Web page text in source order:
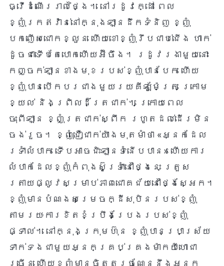
ធ្វើដំណើររាល់ថ្ងៃ។ នៅរដូវក្ដៅ ពេល
ខ្ញុំរកឥវ៉ាន់នៅក្នុងឡានដឹកទំនិញ ខ្ញុំ
បែកញើសជោកខ្លួន ហើយខោខ្ញុំរឹបជាប់ជើង ហាក់
ដូចជាទើបតែបោកហើយអ៊ីចឹង។ រដូវរងាមួយនោះ
កញ្ចក់ឡានខាងមុខរបស់ខ្ញុំបានបែក ហើយ
ខ្ញុំបានបើកបរជាងមួយរយគីឡូម៉ែត្រ ក្រោម
ខ្យល់ និងព្រិលដ៏ត្រជាក់។ ក្រោយពេល
ចុះពីឡាន ខ្ញុំត្រជាក់ស្ពឹក រហូតដល់ដើរមិន
ចង់រួច។ ខ្ញុំជឿជាក់យ៉ាងមុតមាំថា «អ្នកដែល
ទ្រាំលំបាក ទើបអាចជិះឡានទំនើបបាន» ហើយការ
លំបាកដែលខ្ញុំកំពុងស៊ូទ្រាំនៅថ្ងៃនេះ ត្រួស
ត្រាយផ្លូវសម្រាប់ភាពជោគជ័យនៅថ្ងៃស្អែក។
ខ្ញុំមានបំណងសម្រេចក្ដីសុបិនរបស់ខ្ញុំ
តាមរយៈការខិតខំប្រឹងប្រែងរបស់ខ្ញុំ
ផ្ទាល់។ នៅក្នុងក្រុមហ៊ុន ខ្ញុំបានប្រាស្រ័យ
ទាក់ទងជាមួយអ្នកគ្រប់គ្រងម៉ាកយីហោជា
ច្រើន ហើយខ្ញុំមានចិត្តច្រណែននឹងអ្នក